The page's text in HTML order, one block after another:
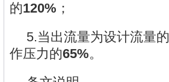
的120% ；
5.当出流量为设计流量的
作压力的65%。